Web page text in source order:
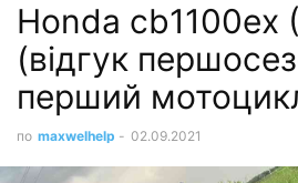
Honda cb1100ex
(відгук
перший
по maxwelhelp - 02.09.2021